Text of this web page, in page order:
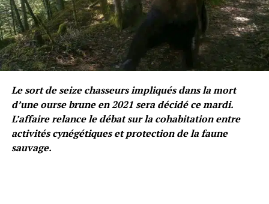
Le sort de seize chasseurs impliqués dans la mort
d’une ourse brune en 2021 sera décidé ce mardi.
L’affaire relance le débat sur la cohabitation entre
activités cynégétiques et protection de la faune
sauvage.